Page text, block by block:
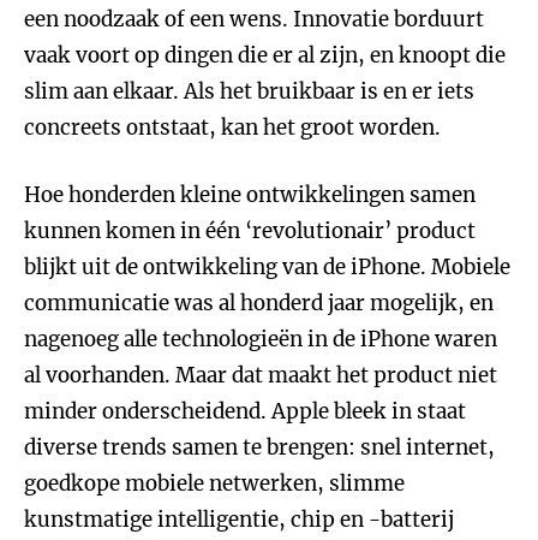
een noodzaak of een wens. Innovatie borduurt
vaak voort op dingen die er al zijn, en knoopt die
slim aan elkaar. Als het bruikbaar is en er iets
concreets ontstaat, kan het groot worden.
Hoe honderden kleine ontwikkelingen samen
kunnen komen in één ‘revolutionair’ product
blijkt uit de ontwikkeling van de iPhone. Mobiele
communicatie was al honderd jaar mogelijk, en
nagenoeg alle technologieën in de iPhone waren
al voorhanden. Maar dat maakt het product niet
minder onderscheidend. Apple bleek in staat
diverse trends samen te brengen: snel internet,
goedkope mobiele netwerken, slimme
kunstmatige intelligentie, chip en -batterij